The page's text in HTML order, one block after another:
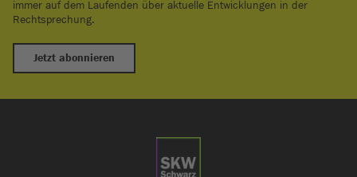
immer auf dem Laufenden über aktuelle Entwicklungen in der
Rechtsprechung.
Jetzt abonnieren